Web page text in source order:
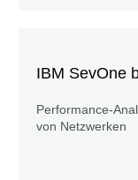
IBM SevOne
Performance-
von Netzwerken